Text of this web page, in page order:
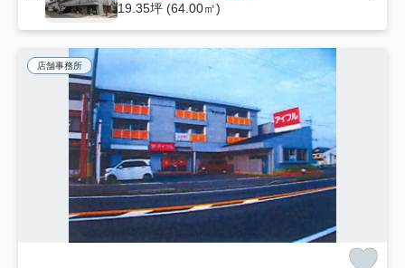
19.35坪 (64.00㎡)
店舗事務所